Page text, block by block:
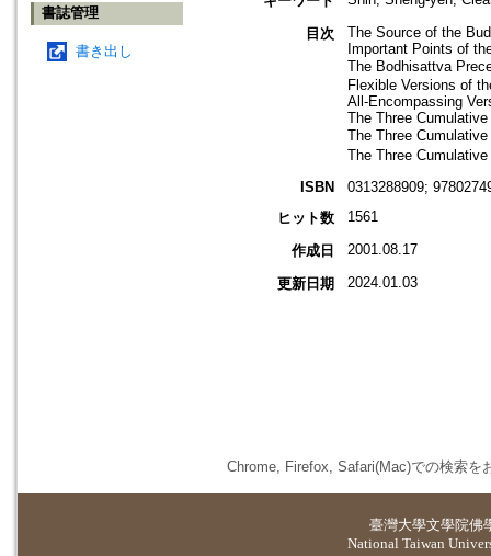
書誌管理
書き出し
目次
The Source of the
Important Points of
The Bodhisattva
Flexible Versions of
All-Encompassing
The Three
The Three
The Three
ISBN
0313288909;
ヒット数
1561
作成日 2001.08.17
更新日期 2024.01.03
Chrome, Firefox, Safari(Mac)での検索を
臺灣大學文學院佛
National Taiwan